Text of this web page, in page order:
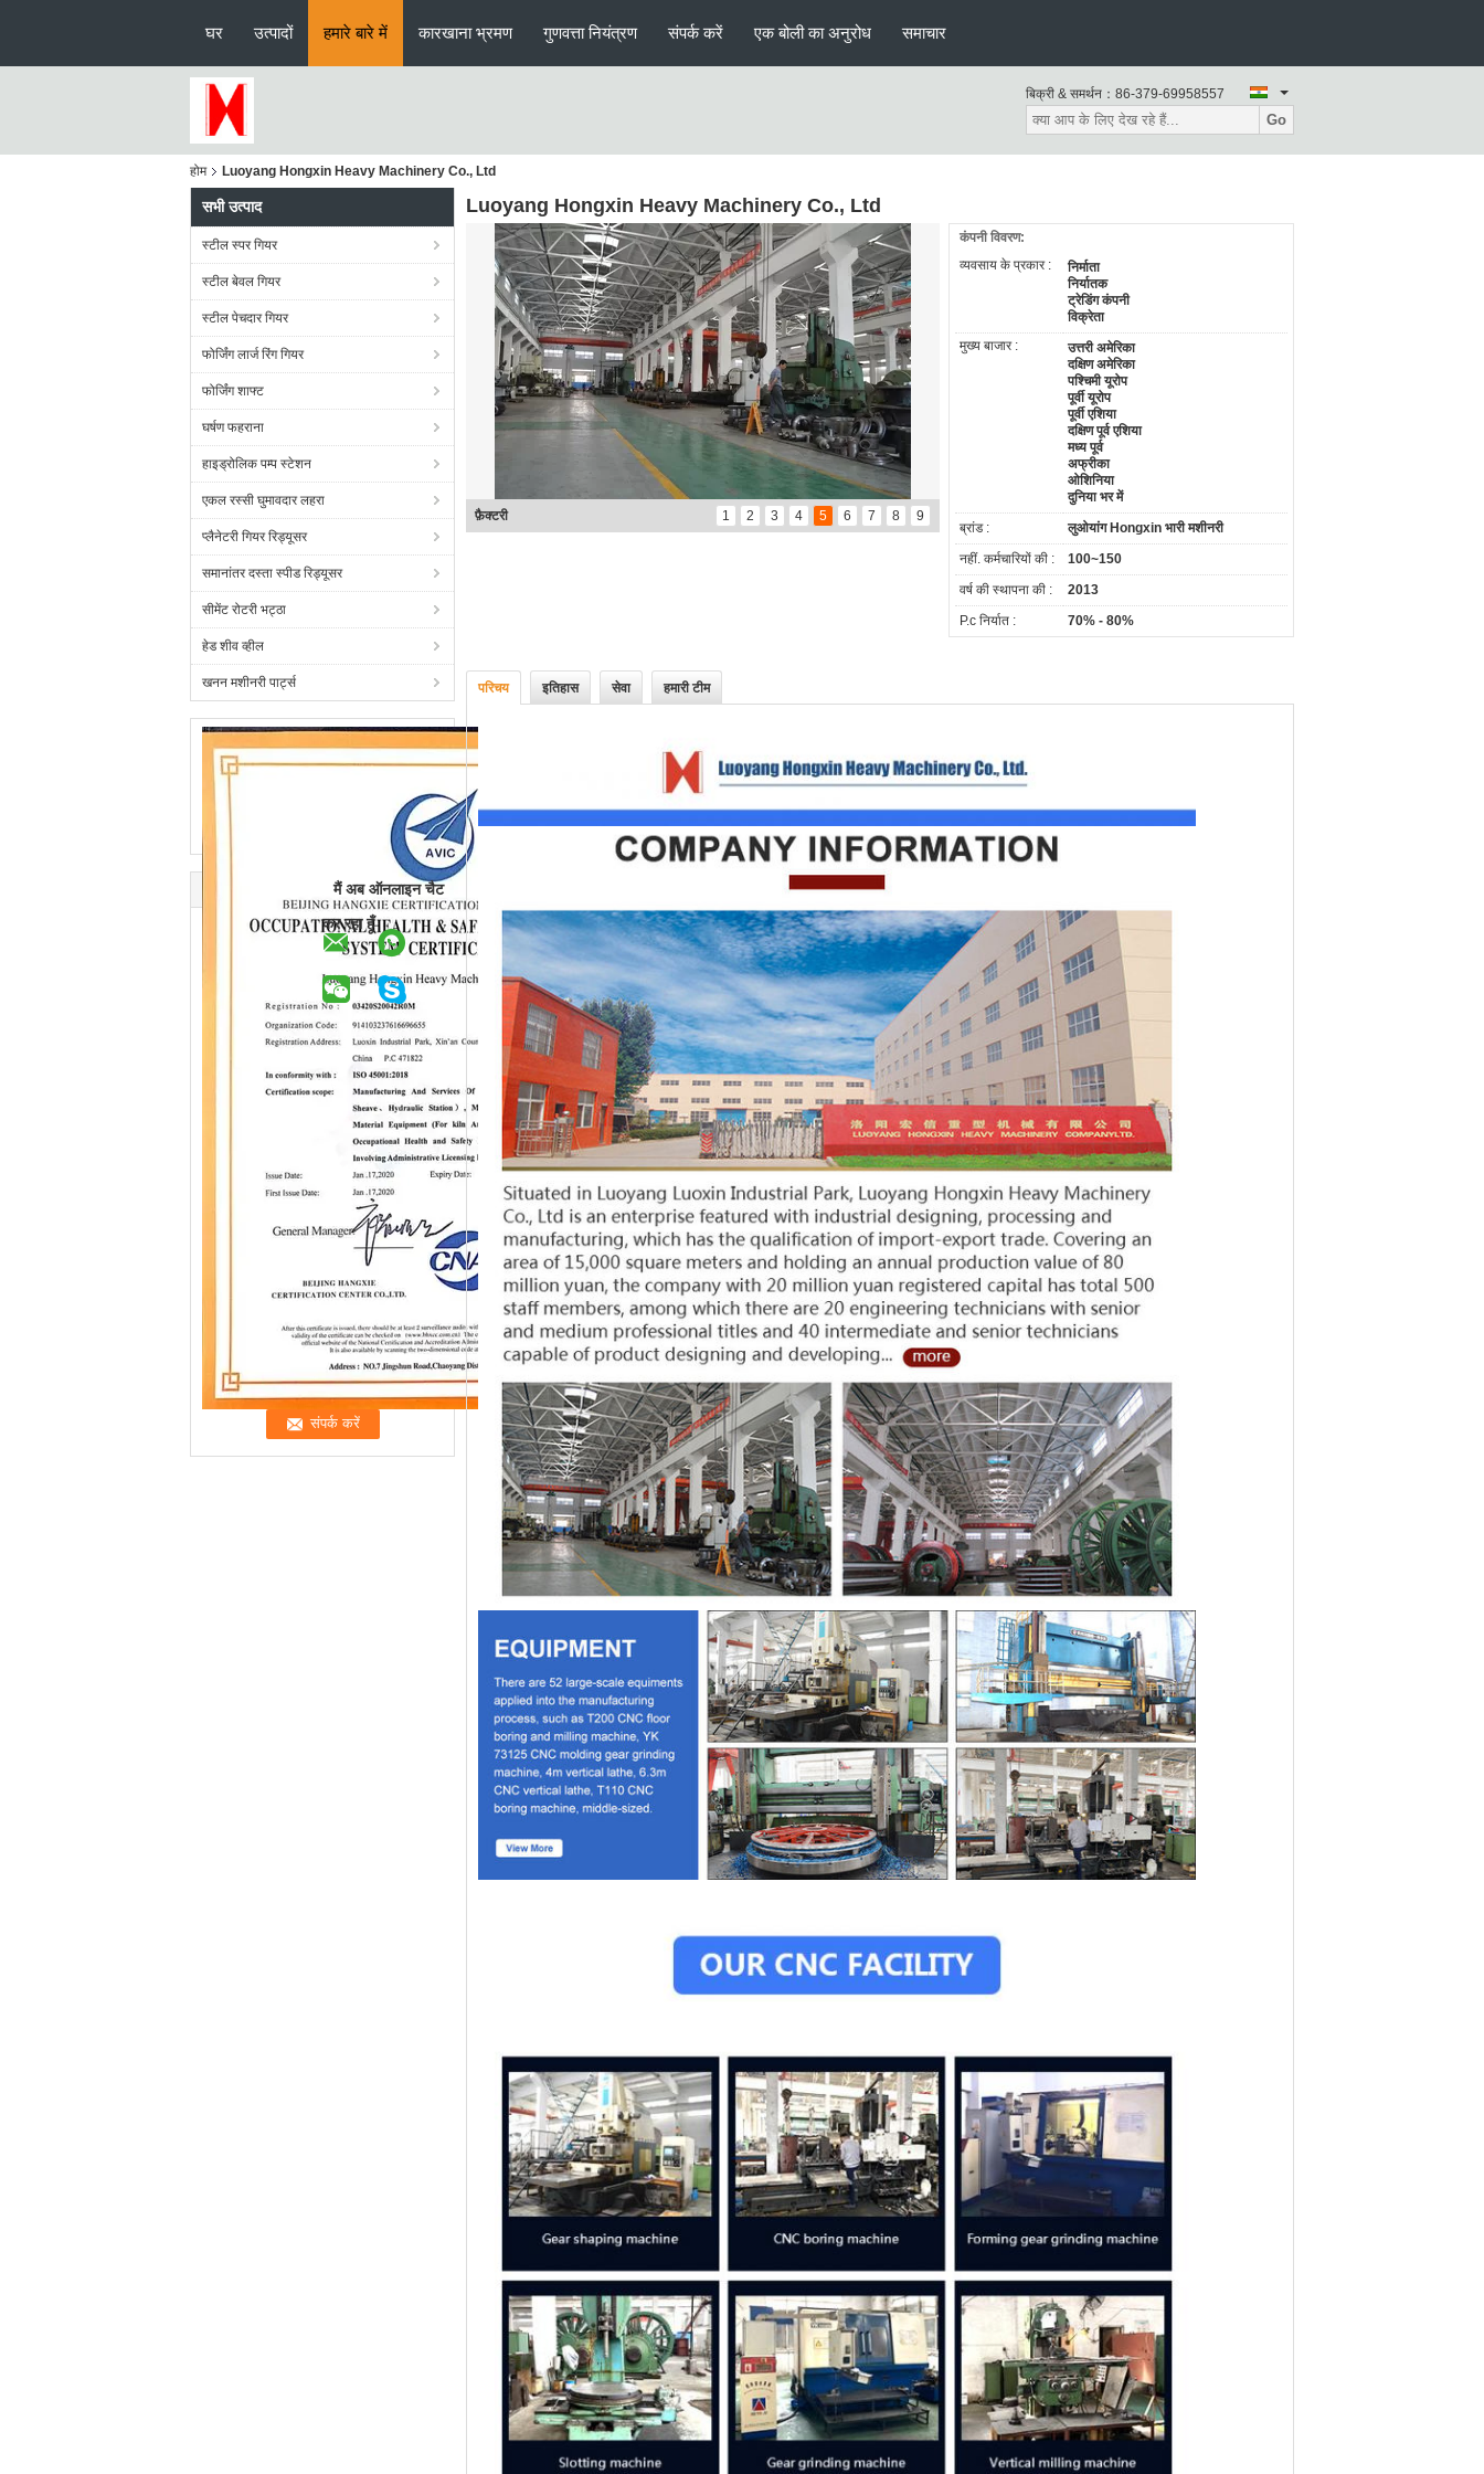
घर उत्पादों हमारे बारे में कारखाना भ्रमण गुणवत्ता नियंत्रण संपर्क करें एक बोली का अनुरोध समाचार
बिक्री & समर्थन： 86-379-69958557
Go
होम Luoyang Hongxin Heavy Machinery Co., Ltd
सभी उत्पाद
स्टील स्पर गियर
स्टील बेवल गियर
स्टील पेचदार गियर
फोर्जिंग लार्ज रिंग गियर
फोर्जिंग शाफ्ट
घर्षण फहराना
हाइड्रोलिक पम्प स्टेशन
एकल रस्सी घुमावदार लहरा
प्लैनेटरी गियर रिड्यूसर
समानांतर दस्ता स्पीड रिड्यूसर
सीमेंट रोटरी भट्ठा
हेड शीव व्हील
खनन मशीनरी पार्ट्स
मैं अब ऑनलाइन चैट
कर रहा हूँ
Luoyang Hongxin Heavy Machinery Co., Ltd
1 2 3 4 5 6 7 8 9
फ़ैक्टरी
कंपनी विवरण:
व्यवसाय के प्रकार :
निर्माता
निर्यातक
ट्रेडिंग कंपनी
विक्रेता
मुख्य बाजार :
उत्तरी अमेरिका
दक्षिण अमेरिका
पश्चिमी यूरोप
पूर्वी यूरोप
पूर्वी एशिया
दक्षिण पूर्व एशिया
मध्य पूर्व
अफ्रीका
ओशिनिया
दुनिया भर में
ब्रांड :
लुओयांग Hongxin भारी मशीनरी
नहीं. कर्मचारियों की :
100~150
वर्ष की स्थापना की :
2013
P.c निर्यात :
70% - 80%
परिचय इतिहास सेवा हमारी टीम